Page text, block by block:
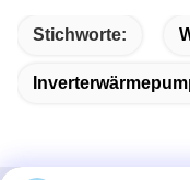
Stichworte: